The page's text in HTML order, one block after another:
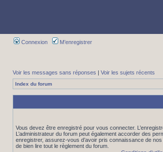
Connexion M’enregistrer
Voir les messages sans réponses | Voir les sujets récents
Index du forum
Vous devez être enregistré pour vous connecter.
L’administrateur du forum peut également accorder des
enregistrer, assurez-vous d’avoir pris connaissance de
de bien lire tout le règlement du forum.